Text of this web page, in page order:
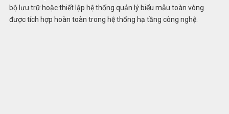
bộ lưu trữ hoặc thiết lập hệ thống quản lý biểu mẫu toàn vòng
được tích hợp hoàn toàn trong hệ thống hạ tầng công nghệ.